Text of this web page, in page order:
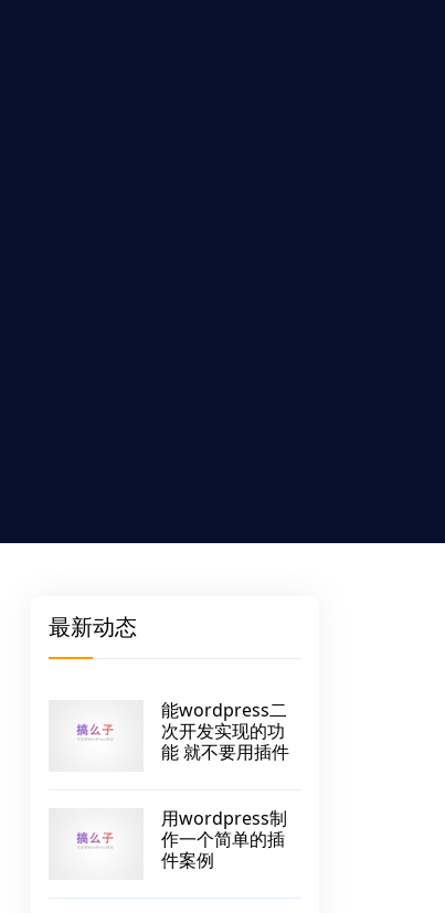
最新动态
能wordpress二
次开发实现的功
能 就不要用插件
用wordpress制
作一个简单的插
件案例